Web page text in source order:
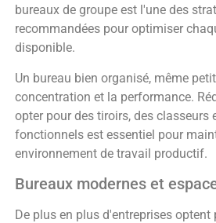
bureaux de groupe est l'une des
recommandées pour optimiser
disponible.
Un bureau bien organisé, même
concentration et la performance.
opter pour des tiroirs, des classeurs
fonctionnels est essentiel pour
environnement de travail productif.
Bureaux modernes et
De plus en plus d'entreprises optent